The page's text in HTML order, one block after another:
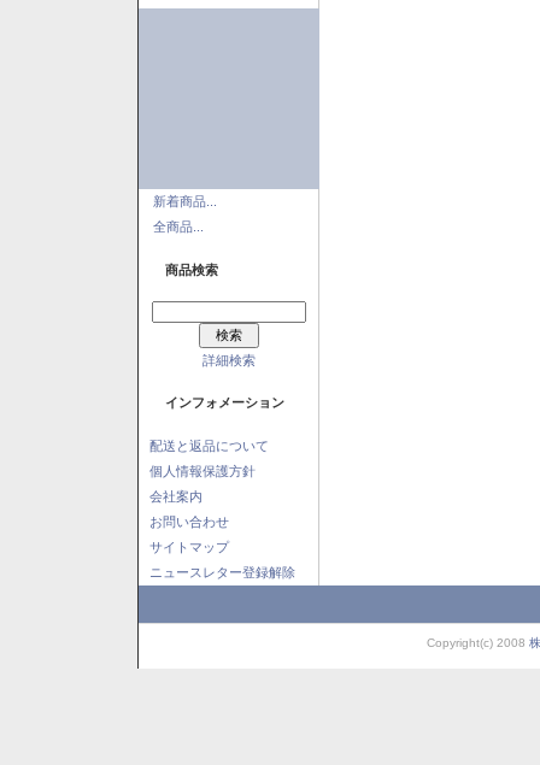
新着商品...
全商品...
商品検索
詳細検索
インフォメーション
配送と返品について
個人情報保護方針
会社案内
お問い合わせ
サイトマップ
ニュースレター登録解除
Copyright(c) 2008